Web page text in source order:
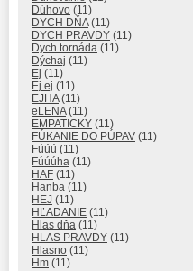
Dúhovo (11)
DYCH DŇA(11)
DYCH PRAVDY (11)
Dych tornáda (11)
Dýchaj (11)
Ej (11)
Ej ej (11)
EJHA(11)
eLENA(11)
EMPATICKY (11)
FÚKANIE DO PÚPAV (11)
Fúúú (11)
Fúúúha (11)
HAF (11)
Hanba (11)
HEJ (11)
HĽADANIE (11)
Hlas dňa (11)
HLAS PRAVDY (11)
Hlasno (11)
Hm (11)